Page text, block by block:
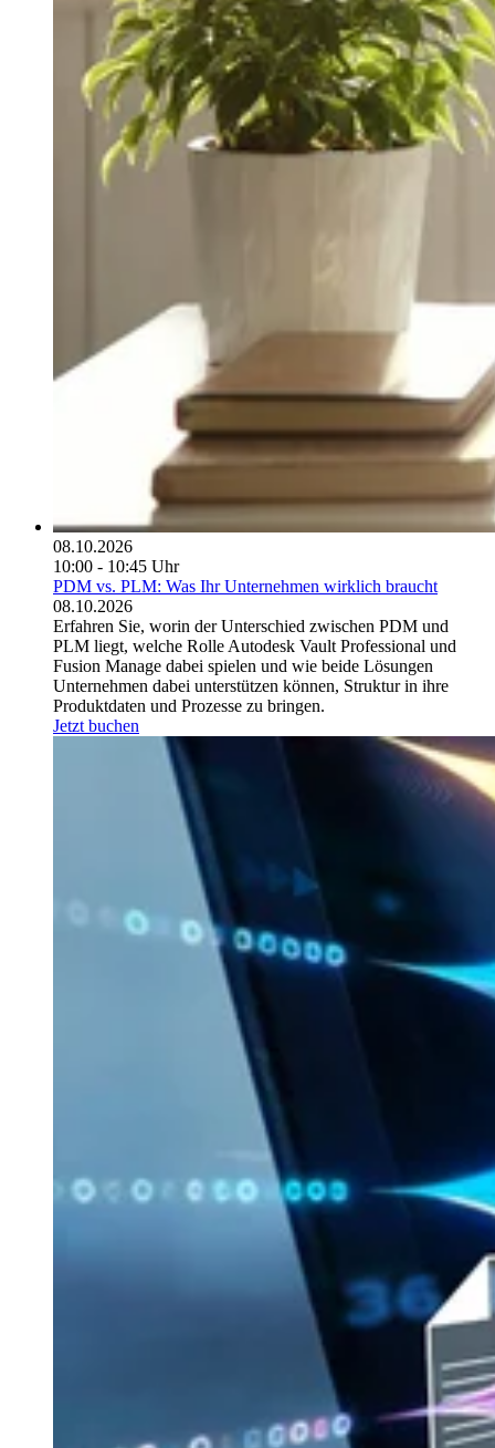
08.10.2026
10:00 - 10:45 Uhr
PDM vs. PLM: Was Ihr Unternehmen wirklich braucht
08.10.2026
Erfahren Sie, worin der Unterschied zwischen PDM und
PLM liegt, welche Rolle Autodesk Vault Professional und
Fusion Manage dabei spielen und wie beide Lösungen
Unternehmen dabei unterstützen können, Struktur in ihre
Produktdaten und Prozesse zu bringen.
Jetzt buchen